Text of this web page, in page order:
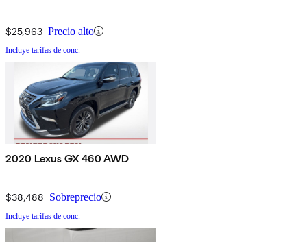
$25,963 Precio alto
Incluye tarifas de conc.
2020 Lexus GX 460 AWD
$38,488 Sobreprecio
Incluye tarifas de conc.